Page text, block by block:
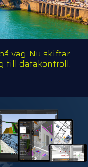
väg. Nu skiftar
till datakontroll.